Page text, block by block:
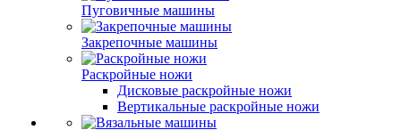
Пуговичные машины
Закрепочные машины
Раскройные ножи
Дисковые раскройные ножи
Вертикальные раскройные ножи